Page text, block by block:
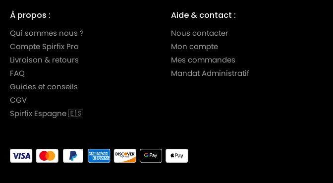
À propos :
Qui sommes nous ?
Compte Spirfix Pro
Livraison & retours
FAQ
Guides et conseils
CGV
Spirfix Espagne 🇪🇸
Aide & contact :
Nous contacter
Mon compte
Mes commandes
Mandat Administratif